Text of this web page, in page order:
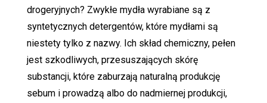
drogeryjnych? Zwykłe mydła wyrabiane są z
syntetycznych detergentów, które mydłami są
niestety tylko z nazwy. Ich skład chemiczny, pełen
jest szkodliwych, przesuszających skórę
substancji, które zaburzają naturalną produkcję
sebum i prowadzą albo do nadmiernej produkcji,